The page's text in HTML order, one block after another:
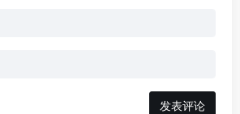
发表评论